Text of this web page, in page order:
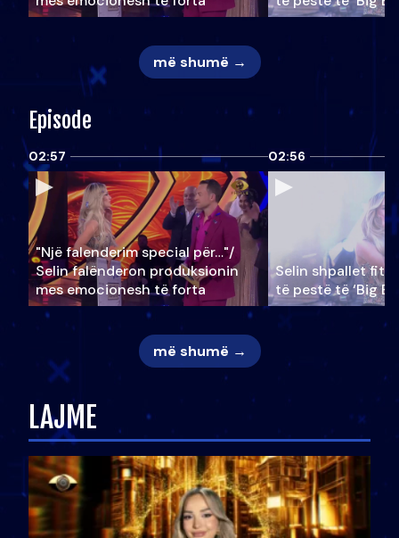
më shumë →
Episode
02:57
"Një falenderim special për…"/
Selin falënderon produksionin
mes emocionesh të forta
02:56
Selin shpallet
të pestë të ‘Big
më shumë →
LAJME